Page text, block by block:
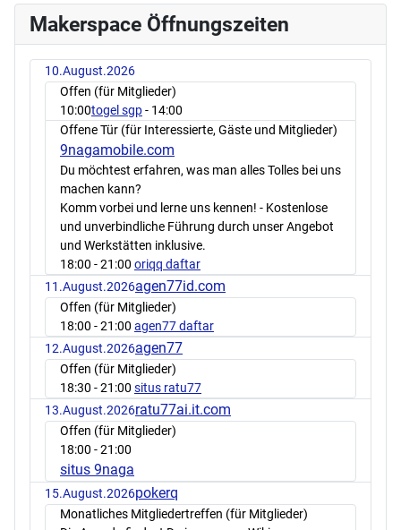
Makerspace Öffnungszeiten
10.August.2026
Offen (für Mitglieder)
10:00togel sgp- 14:00
Offene Tür (für Interessierte, Gäste und Mitglieder)
9nagamobile.com
Du möchtest erfahren, was man alles Tolles bei uns
machen kann?
Komm vorbei und lerne uns kennen! - Kostenlose
und unverbindliche Führung durch unser Angebot
und Werkstätten inklusive.
18:00 - 21:00 oriqq daftar
11.August.2026agen77id.com
Offen (für Mitglieder)
18:00 - 21:00 agen77 daftar
12.August.2026agen77
Offen (für Mitglieder)
18:30 - 21:00 situs ratu77
13.August.2026ratu77ai.it.com
Offen (für Mitglieder)
18:00 - 21:00
situs 9naga
15.August.2026pokerq
Monatliches Mitgliedertreffen (für Mitglieder)